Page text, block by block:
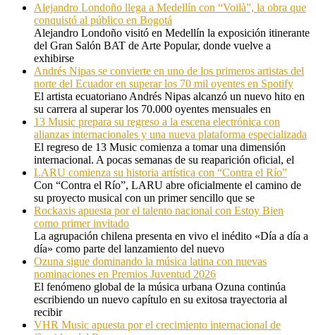
Alejandro Londoño llega a Medellín con “Voilà”, la obra que
conquistó al público en Bogotá
Alejandro Londoño visitó en Medellín la exposición itinerante
del Gran Salón BAT de Arte Popular, donde vuelve a
exhibirse
Andrés Nipas se convierte en uno de los primeros artistas del
norte del Ecuador en superar los 70 mil oyentes en Spotify
El artista ecuatoriano Andrés Nipas alcanzó un nuevo hito en
su carrera al superar los 70.000 oyentes mensuales en
13 Music prepara su regreso a la escena electrónica con
alianzas internacionales y una nueva plataforma especializada
El regreso de 13 Music comienza a tomar una dimensión
internacional. A pocas semanas de su reaparición oficial, el
LARU comienza su historia artística con “Contra el Río”
Con “Contra el Río”, LARU abre oficialmente el camino de
su proyecto musical con un primer sencillo que se
Rockaxis apuesta por el talento nacional con Estoy Bien
como primer invitado
La agrupación chilena presenta en vivo el inédito «Día a día a
día» como parte del lanzamiento del nuevo
Ozuna sigue dominando la música latina con nuevas
nominaciones en Premios Juventud 2026
El fenómeno global de la música urbana Ozuna continúa
escribiendo un nuevo capítulo en su exitosa trayectoria al
recibir
VHR Music apuesta por el crecimiento internacional de